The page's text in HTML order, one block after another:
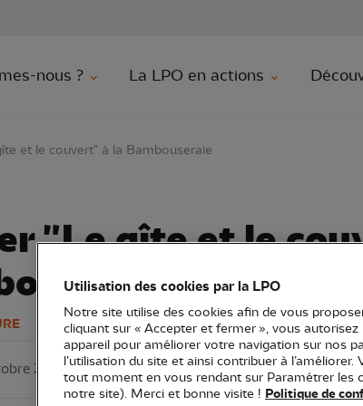
nous ? La LPO en actions
et le couvert" à la Bambouseraie
"Le gîte et le
2025 LPO Occitanie Atelier 30 - Gard
Utilisation des cookies par la LPO
Notre site utilise des cookies afin de vous
cliquant sur « Accepter et fermer », vous
appareil pour améliorer votre navigation sur nos
l’utilisation du site et ainsi contribuer à
tout moment en vous rendant sur Paramétrer les
notre site). Merci et bonne visite ! Politique de